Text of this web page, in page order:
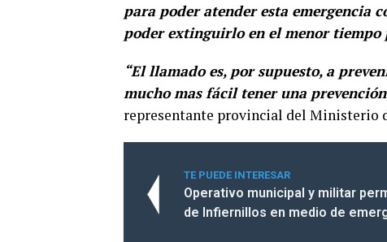
para poder atender esta emergencia
poder extinguirlo en el menor tiempo
“El llamado es, por supuesto, a
mucho mas fácil tener una
representante provincial del Ministerio
TE PUEDE INTERESAR
Operativo municipal y militar
de Infiernillos en medio de